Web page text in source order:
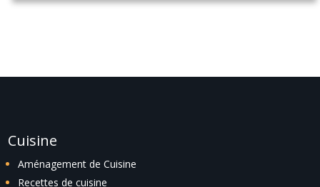
Cuisine
Aménagement de Cuisine
Recettes de cuisine